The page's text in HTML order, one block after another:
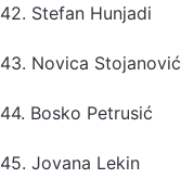
42. Stefan Hunjadi
43. Novica Stojanović
44. Bosko Petrusić
45. Jovana Lekin